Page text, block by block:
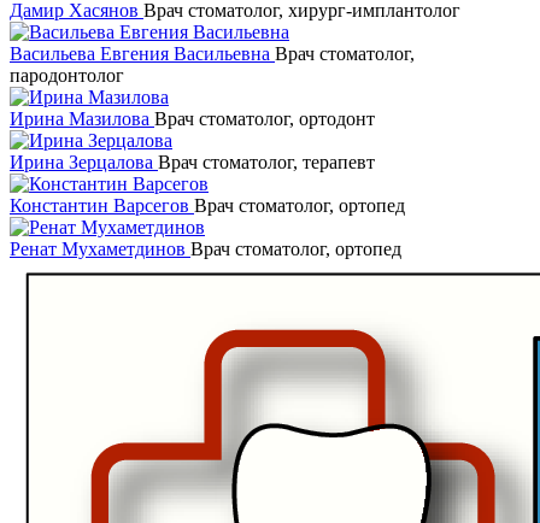
Дамир Хасянов Врач стоматолог, хирург-имплантолог
Васильева Евгения Васильевна Врач стоматолог,
пародонтолог
Ирина Мазилова Врач стоматолог, ортодонт
Ирина Зерцалова Врач стоматолог, терапевт
Константин Варсегов Врач стоматолог, ортопед
Ренат Мухаметдинов Врач стоматолог, ортопед